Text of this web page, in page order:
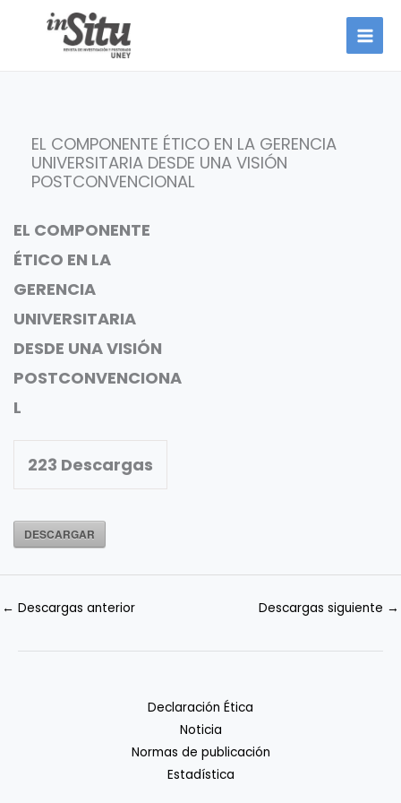
EL COMPONENTE ÉTICO EN LA GERENCIA
UNIVERSITARIA DESDE UNA VISIÓN
POSTCONVENCIONAL
EL COMPONENTE
ÉTICO EN LA
GERENCIA
UNIVERSITARIA
DESDE UNA VISIÓN
POSTCONVENCIONA
L
223 Descargas
DESCARGAR
← Descargas anterior Descargas siguiente →
Declaración Ética
Noticia
Normas de publicación
Estadística